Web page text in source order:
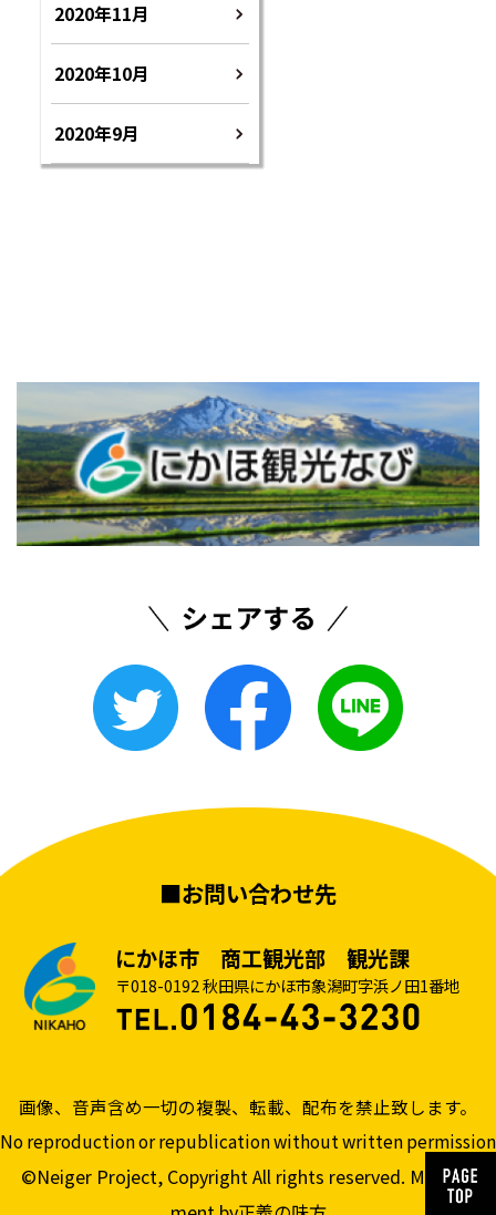
2020年11月
2020年10月
2020年9月
■お問い合わせ先
にかほ市 商工観光部 観光課
〒018-0192 秋田県にかほ市象潟町字浜ノ田1番地
画像、音声含め一切の複製、転載、配布を禁止致します。
No reproduction or republication without written permission
©Neiger Project, Copyright All rights reserved. Manage